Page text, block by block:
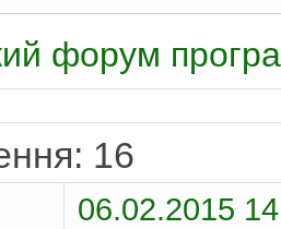
форум
16
06.02.2015